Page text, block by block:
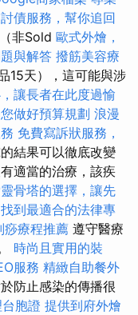
債服務，幫你追回
非Sold 歐式外燴，
與解答 撥筋美容療
15天），這可能與涉
讓長者在此度過愉
做好預算規劃 浪漫
免費寫訴狀服務，
結果可以徹底改變
適當的治療，該疾
骨塔的選擇，讓先
到最適合的法律專
痧療程推薦 遵守醫療
時尚且實用的裝
服務 精緻自助餐外
防止感染的傳播很
胞證 提供到府外燴